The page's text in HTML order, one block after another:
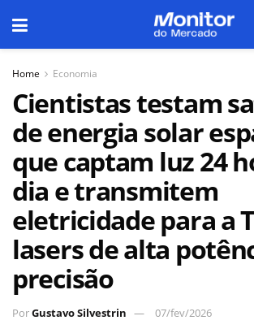
Home Economia
Cientistas testam
de energia solar
que captam luz 24
dia e transmitem
eletricidade para a
lasers de alta
precisão
PorGustavo Silvestrin 07/fev/2026